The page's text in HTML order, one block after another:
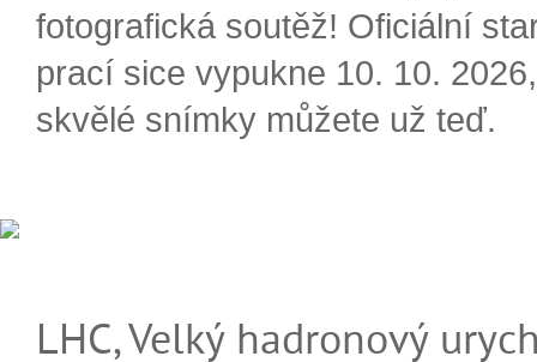
fotografická soutěž! Oficiální
prací sice vypukne 10. 10.
skvělé snímky můžete už teď.
LHC, Velký hadronový